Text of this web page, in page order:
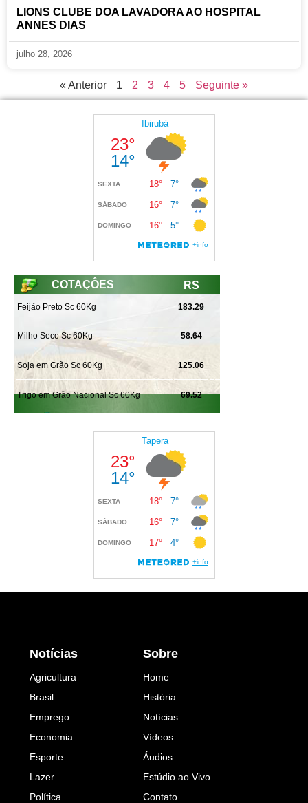
LIONS CLUBE DOA LAVADORA AO HOSPITAL
ANNES DIAS
julho 28, 2026
« Anterior 1 2 3 4 5 Seguinte »
Notícias
Agricultura
Brasil
Emprego
Economia
Esporte
Lazer
Política
Sobre
Home
História
Notícias
Vídeos
Áudios
Estúdio ao Vivo
Contato